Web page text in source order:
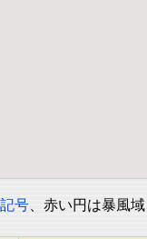
号、赤い円は暴風